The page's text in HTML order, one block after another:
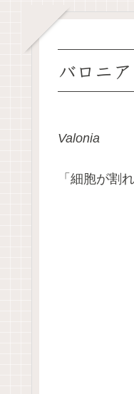
バロニア
Valonia
「細胞が割